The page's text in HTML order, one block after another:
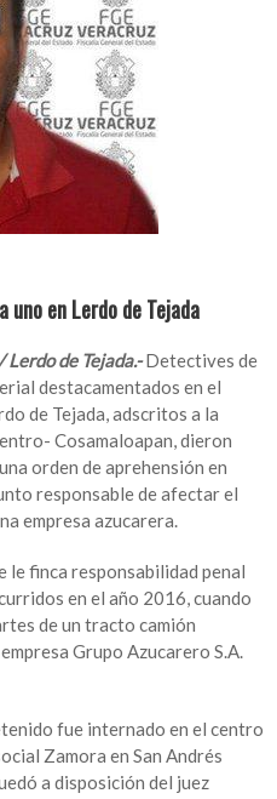
en Lerdo de Tejada
de Tejada.-Detectives de
destacamentados en el
de Tejada, adscritos a la
Cosamaloapan, dieron
orden de aprehensión en
responsable de afectar el
empresa azucarera.
le finca responsabilidad penal
en el año 2016, cuando
de un tracto camión
Grupo Azucarero S.A.
fue internado en el centro
Zamora en San Andrés
a disposición del juez